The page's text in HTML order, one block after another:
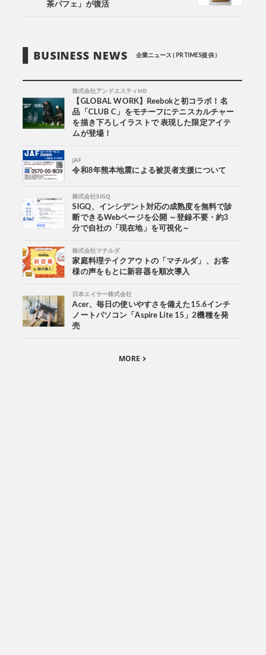
茶パフェ」が復活
BUSINESS NEWS 企業ニュース ( PR TIMES提供 )
株式会社アンドエスティHD
【GLOBAL WORK】Reebokと初コラボ！名
品「CLUB C」をモチーフにテニスカルチャー
を描き下ろしイラストで 表現した限定アイテ
ムが登場！
JAF
令和8年熊本地震による被災者支援について
株式会社SIGQ
SIGQ、インシデント対応の成熟度を無料で診
断できるWebページを公開 ～登録不要・約3
分で自社の「現在地」を可視化～
株式会社マチルダ
家庭料理テイクアウトの「マチルダ」、お客
様の声をもとに新容器を順次導入
日本エイサー株式会社
Acer、毎日の使いやすさを備えた15.6インチ
ノートパソコン「Aspire Lite 15」2機種を発
売
MORE